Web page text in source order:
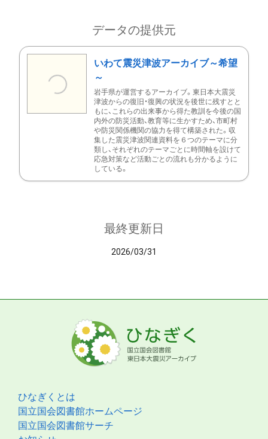
データの提供元
いわて震災津波アーカイブ～希望
～
岩手県が運営するアーカイブ。東日本大震災
津波からの復旧・復興の状況を後世に残すとと
もに、これらの出来事から得た教訓を今後の国
内外の防災活動、教育等に生かすため、市町村
や防災関係機関の協力を得て構築された。収
集した震災津波関連資料を６つのテーマに分
類し、それぞれのテーマごとに時間軸を設けて
応急対策など活動ごとの流れも分かるように
している。
最終更新日
2026/03/31
ひなぎくとは
国立国会図書館ホームページ
国立国会図書館サーチ